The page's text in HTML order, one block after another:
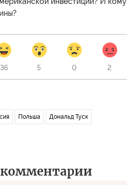
36 5 0 2
Польша Дональд Туск